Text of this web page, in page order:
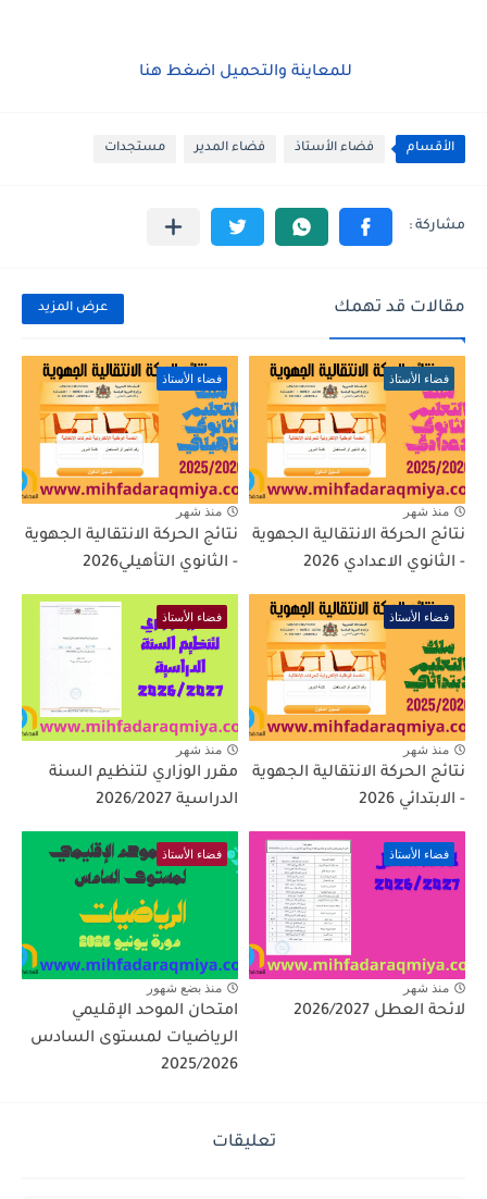
للمعاينة والتحميل اضغط هنا
الأقسام فضاء الأستاذ فضاء المدير مستجدات
مقالات قد تهمك عرض المزيد
فضاء الأستاذ
منذ شهر
نتائج الحركة الانتقالية الجهوية
- الثانوي الاعدادي 2026
فضاء الأستاذ
منذ شهر
نتائج الحركة الانتقالية الجهوية
- الثانوي التأهيلي2026
فضاء الأستاذ
منذ شهر
نتائج الحركة الانتقالية الجهوية
- الابتدائي 2026
فضاء الأستاذ
منذ شهر
مقرر الوزاري لتنظيم السنة
الدراسية 2026/2027
فضاء الأستاذ
منذ شهر
لائحة العطل 2026/2027
فضاء الأستاذ
منذ بضع شهور
امتحان الموحد الإقليمي
الرياضيات لمستوى السادس
2025/2026
تعليقات